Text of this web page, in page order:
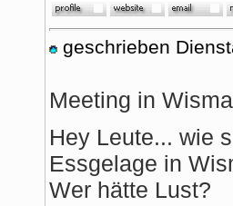
geschrieben
Meeting in
Hey Leute... wie
Essgelage in
Wer hätte Lust?